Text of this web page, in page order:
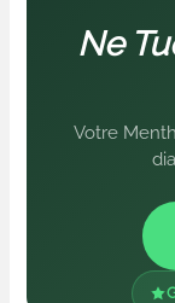
Ne
Votre